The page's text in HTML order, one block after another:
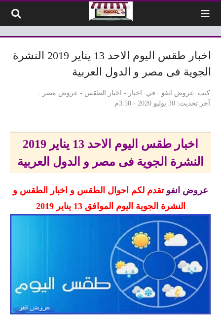
اخبار طقس اليوم الاحد 13 يناير 2019 النشرة
الجوية فى مصر و الدول العربية
كتب عروض انفو في اخبار - اخبار الطقس - عروض مصر
آخر تحديث 30 يوليو 2020 - 3:50م
اخبار طقس اليوم الاحد 13 يناير 2019
النشرة الجوية فى مصر و الدول العربية
عروض انفو تقدم لكم احوال الطقس و اخبار الطقس و
النشرة الجوية اليوم الموافق 13 يناير 2019